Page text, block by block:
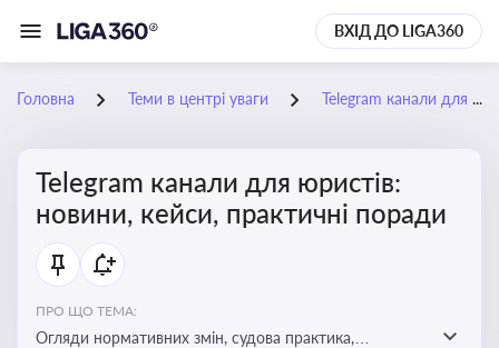
ВХІД ДО LIGA360
Головна Теми в центрі уваги Telegram канали для юристів: новини, кейси, практичні поради
Telegram канали для юристів:
новини, кейси, практичні поради
ПРО ЩО ТЕМА:
Огляди нормативних змін, судова практика,